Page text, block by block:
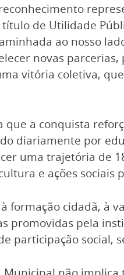
de Utilidade
ao nosso
novas
vitória coletiva,
a conquista
diariamente por
uma trajetória de
e ações sociais
formação cidadã, à
promovidas pela
participação social,